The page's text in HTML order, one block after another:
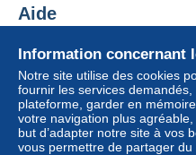
Information concernant
Notre site utilise des cookies
fournir les services
plateforme, garder en
votre navigation plus
but d’adapter notre site à vos
vous permettre de partager
Aide
Acheter sur Delcampe
Vendre sur Delcampe
Un site sécurisé